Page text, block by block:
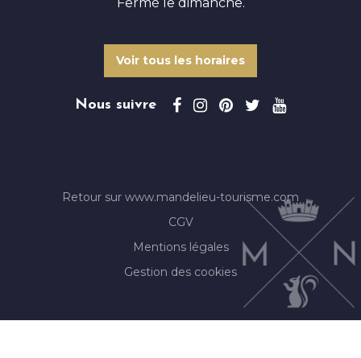
Voir tous les horaires
Nous suivre
Retour sur www.mandelieu-tourisme.com
CGV
Mentions légales
Gestion des cookies